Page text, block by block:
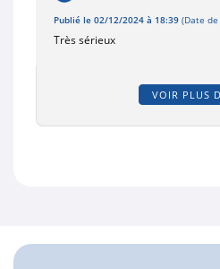
Publié le 02/12/2024 à 18:39 (Date
Très sérieux
VOIR PLUS